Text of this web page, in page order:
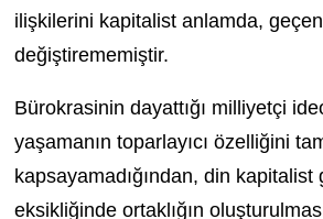
ilişkilerini kapitalist anlamda,
değiştirememiştir.
Bürokrasinin dayattığı milliyetçi
yaşamanın toparlayıcı özelliğini
kapsayamadığından, din kapitalist
eksikliğinde ortaklığın